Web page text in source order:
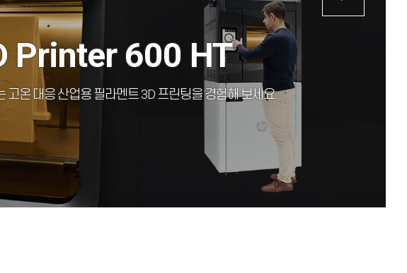
Printer 600 HT
온 대응 산업용 필라멘트 3D 프린팅을 경험해 보세요.